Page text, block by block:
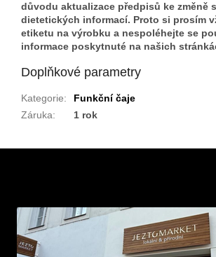
důvodu aktualizace předpisů ke změně
dietetických informací. Proto si prosím
etiketu na výrobku a nespoléhejte se
informace poskytnuté na našich
Doplňkové parametry
Kategorie:
Funkční čaje
Záruka: 1 rok